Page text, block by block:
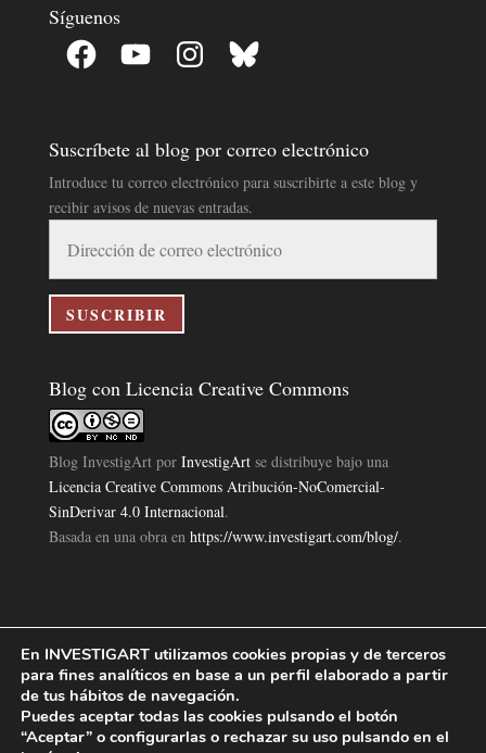
Síguenos
Facebook YouTube InstagramBluesky
Suscríbete al blog por correo electrónico
Introduce tu correo electrónico para suscribirte a este blog y
recibir avisos de nuevas entradas.
correo
electrónico
SUSCRIBIR
Blog con Licencia Creative Commons
Blog InvestigArtpor InvestigArtse distribuye bajo una
Licencia Creative Commons Atribución-NoComercial-
SinDerivar 4.0 Internacional.
Basada en una obra en https://www.investigart.com/blog/.
Política de Privacidad|Aviso Legal|Política de Cookies|
Investigart Copyright © 2019. |
En INVESTIGART utilizamos cookies propias y de terceros
para fines analíticos en base a un perfil elaborado a partir
de tus hábitos de navegación.
Puedes aceptar todas las cookies pulsando el botón
“Aceptar” o configurarlas o rechazar su uso pulsando en el